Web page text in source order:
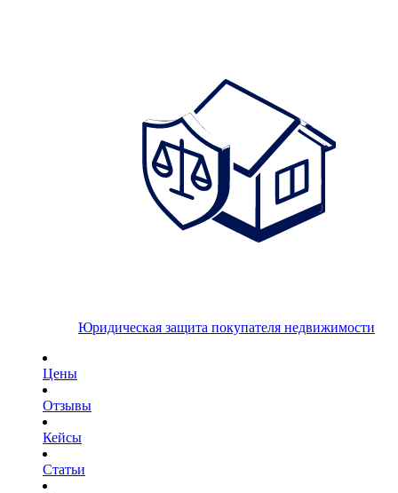
Юридическая защита покупателя недвижимости
Цены
Отзывы
Кейсы
Статьи